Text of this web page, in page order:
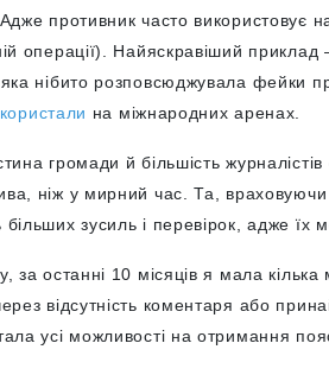
противник часто використовує
операції). Найяскравіший приклад
нібито розповсюджувала фейки
на міжнародних аренах.
громади й більшість
ніж у мирний час. Та, враховуючи
зусиль і перевірок, адже їх
за останні 10 місяців я мала
відсутність коментаря або
усі можливості на отримання